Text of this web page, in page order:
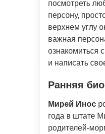
посмотреть
персону,
верхнем углу
важная
ознакомиться
и написать
Ранняя
Мирей Инос
года в штате
родителей-